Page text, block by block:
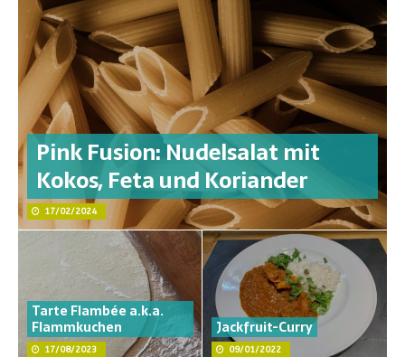
Pink Fusion: Nudelsalat mit
Kokos, Feta und Koriander
17/02/2024
Tarte Flambée a.k.a.
Flammkuchen
17/08/2023
Jackfruit-Curry
09/01/2022